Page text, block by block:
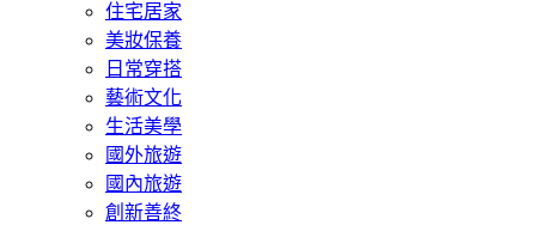
住宅居家
美妝保養
日常穿搭
藝術文化
生活美學
國外旅遊
國內旅遊
創新善終